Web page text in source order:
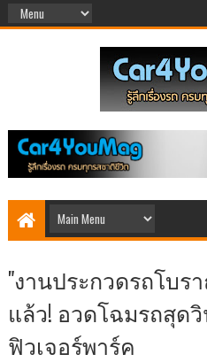
"งานประกวดรถโบร
แล้ว! อวดโฉมรถสุด
ฟิวเจอร์พาร์ค